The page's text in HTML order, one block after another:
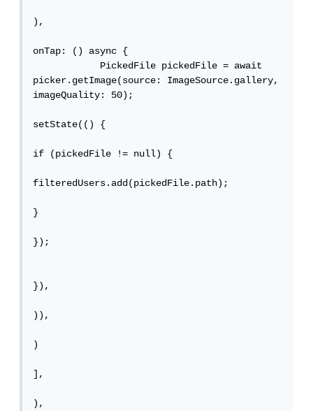
),
onTap: () async {
            PickedFile pickedFile = await
picker.getImage(source: ImageSource.gallery,
imageQuality: 50);
setState(() {
if (pickedFile != null) {
filteredUsers.add(pickedFile.path);
}
});
}),
)),
)
],
),